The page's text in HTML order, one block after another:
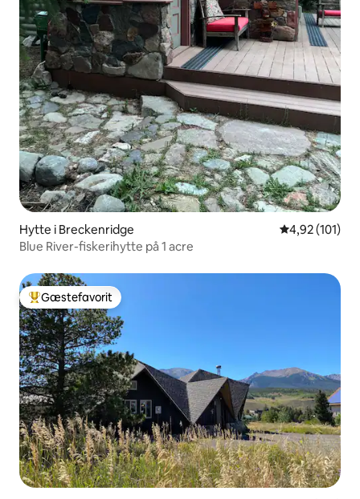
Hytte i Breckenridge 4,92 ud af 5 i
4,92 (101)
Blue River-fiskerihytte på 1 acre
Bedste gæstefavorit
Gæstefavorit